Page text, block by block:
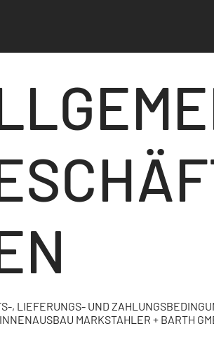
, LIEFERUNGS- UND
MARKSTAHLER + BARTH